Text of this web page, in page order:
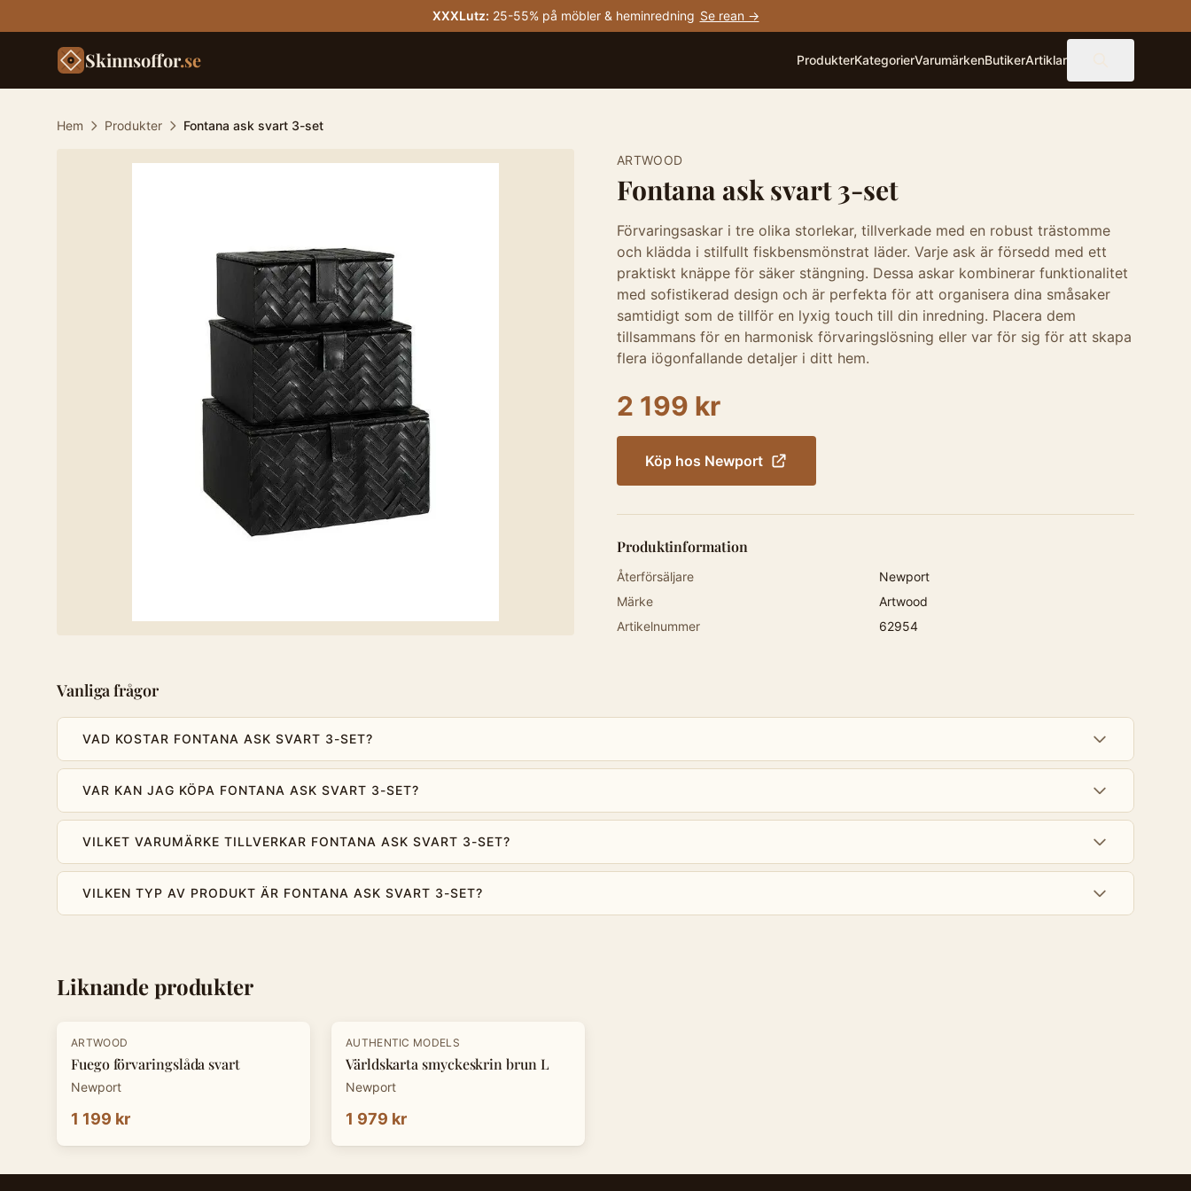
XXXLutz: 25-55% på möbler & heminredning Se rean →
Skinnsoffor.se ProdukterKategorierVarumärkenButikerArtiklar
Hem Produkter Fontana ask svart 3-set
ARTWOOD
Fontana ask svart 3-set
Förvaringsaskar i tre olika storlekar, tillverkade med en robust trästomme
och klädda i stilfullt fiskbensmönstrat läder. Varje ask är försedd med ett
praktiskt knäppe för säker stängning. Dessa askar kombinerar funktionalitet
med sofistikerad design och är perfekta för att organisera dina småsaker
samtidigt som de tillför en lyxig touch till din inredning. Placera dem
tillsammans för en harmonisk förvaringslösning eller var för sig för att skapa
flera iögonfallande detaljer i ditt hem.
2 199 kr
Köp hos Newport
Produktinformation
Återförsäljare
Newport
Märke
Artwood
Artikelnummer
62954
Vanliga frågor
VAD KOSTAR FONTANA ASK SVART 3-SET?
VAR KAN JAG KÖPA FONTANA ASK SVART 3-SET?
VILKET VARUMÄRKE TILLVERKAR FONTANA ASK SVART 3-SET?
VILKEN TYP AV PRODUKT ÄR FONTANA ASK SVART 3-SET?
Liknande produkter
ARTWOOD
Fuego förvaringslåda svart
Newport
1 199 kr
AUTHENTIC MODELS
Världskarta smyckeskrin brun L
Newport
1 979 kr